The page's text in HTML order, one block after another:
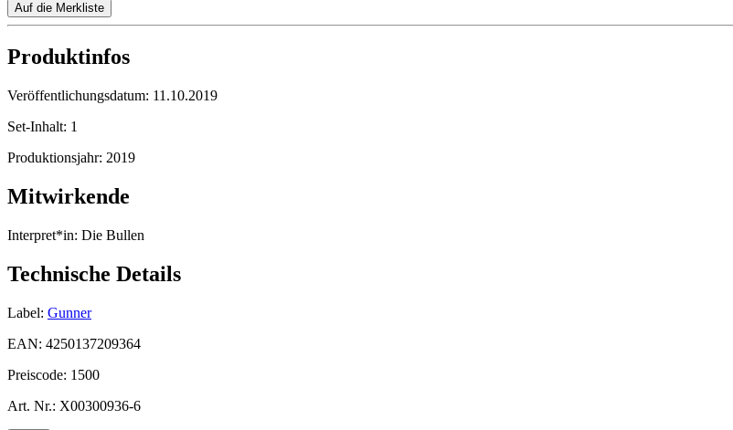
Auf die Merkliste
Produktinfos
Veröffentlichungsdatum: 11.10.2019
Set-Inhalt: 1
Produktionsjahr: 2019
Mitwirkende
Interpret*in: Die Bullen
Technische Details
Label: Gunner
EAN: 4250137209364
Preiscode: 1500
Art. Nr.: X00300936-6